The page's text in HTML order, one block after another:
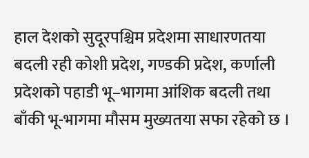
हाल देशको सुदूरपश्चिम प्रदेशमा साधारणतया
बदली रही कोशी प्रदेश, गण्डकी प्रदेश, कर्णाली
प्रदेशको पहाडी भू–भागमा आंशिक बदली तथा
बाँकी भू-भागमा मौसम मुख्यतया सफा रहेको छ ।